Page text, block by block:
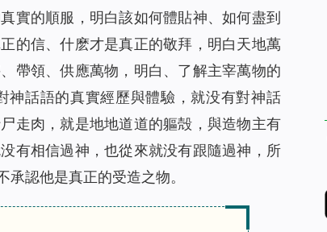
實的順服，明白該如何體貼神、如何盡到
的信、什麽才是真正的敬拜，明白天地萬
帶領、供應萬物，明白、了解主宰萬物的
神話語的真實經歷與體驗，就没有對神話
走肉，就是地地道道的軀殻，與造物主有
有相信過神，也從來就没有跟隨過神，所
認他是真正的受造之物。